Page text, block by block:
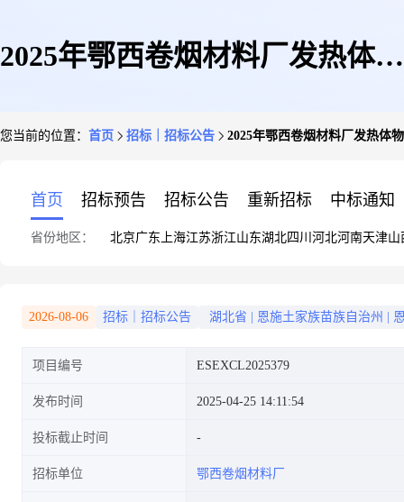
2025年鄂西卷烟材料厂发热体物
您当前的位置： 首页 招标｜招标公告 2025年鄂西卷烟材料厂发热体
首页 招标预告 招标公告 重新招标 中标通知
省份地区： 北京广东 上海江苏浙江山东湖北四川 河北河南天津山
2026-08-06 招标｜招标公告 湖北省 恩施土家族苗族自治州
项目编号 ESEXCL2025379
发布时间 2025-04-25 14:11:54
投标截止时间
招标单位 鄂西卷烟材料厂